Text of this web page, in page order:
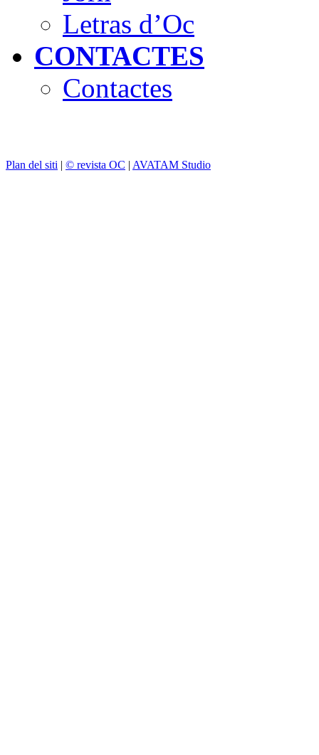
Letras d’Oc
CONTACTES
Contactes
Plan del siti | © revista OC | AVATAM Studio